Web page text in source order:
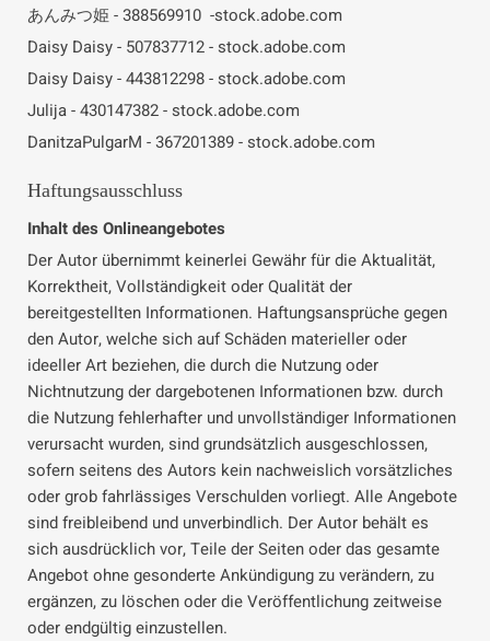
あんみつ姫 - 388569910 -stock.adobe.com
Daisy Daisy - 507837712 - stock.adobe.com
Daisy Daisy - 443812298 - stock.adobe.com
Julija - 430147382 - stock.adobe.com
DanitzaPulgarM - 367201389 - stock.adobe.com
Haftungsausschluss
Inhalt des Onlineangebotes
Der Autor übernimmt keinerlei Gewähr für die Aktualität,
Korrektheit, Vollständigkeit oder Qualität der
bereitgestellten Informationen. Haftungsansprüche gegen
den Autor, welche sich auf Schäden materieller oder
ideeller Art beziehen, die durch die Nutzung oder
Nichtnutzung der dargebotenen Informationen bzw. durch
die Nutzung fehlerhafter und unvollständiger Informationen
verursacht wurden, sind grundsätzlich ausgeschlossen,
sofern seitens des Autors kein nachweislich vorsätzliches
oder grob fahrlässiges Verschulden vorliegt. Alle Angebote
sind freibleibend und unverbindlich. Der Autor behält es
sich ausdrücklich vor, Teile der Seiten oder das gesamte
Angebot ohne gesonderte Ankündigung zu verändern, zu
ergänzen, zu löschen oder die Veröffentlichung zeitweise
oder endgültig einzustellen.